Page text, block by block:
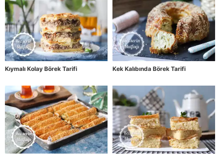
Kıymalı Kolay Börek Tarifi Kek Kalıbında Börek Tarifi